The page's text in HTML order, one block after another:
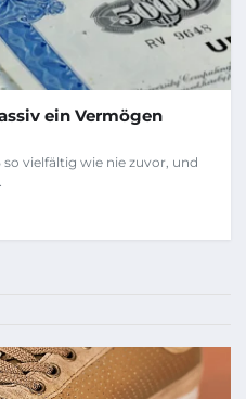
ein Vermögen
so vielfältig wie nie zuvor, und